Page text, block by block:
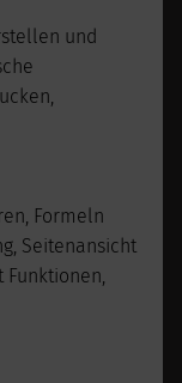
und
Formeln
Seitenansicht